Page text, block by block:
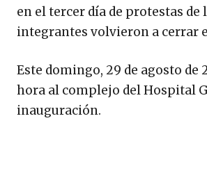
en el tercer día de protestas de
integrantes volvieron a cerrar
Este domingo, 29 de agosto de
hora al complejo del Hospital
inauguración.